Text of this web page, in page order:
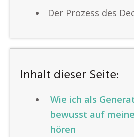
Der Prozess des
Inhalt dieser Seite:
Wie ich als
bewusst auf
hören